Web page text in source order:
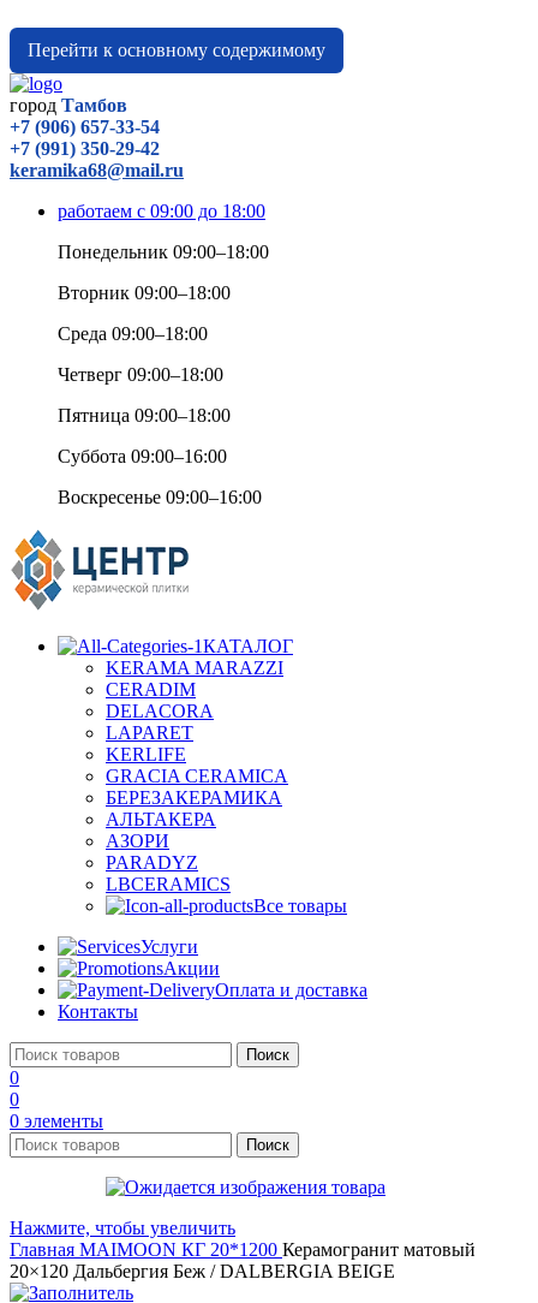
Перейти к основному содержимому
город Тамбов
+7 (906) 657-33-54
+7 (991) 350-29-42
keramika68@mail.ru
работаем с 09:00 до 18:00
Понедельник 09:00–18:00
Вторник 09:00–18:00
Среда 09:00–18:00
Четверг 09:00–18:00
Пятница 09:00–18:00
Суббота 09:00–16:00
Воскресенье 09:00–16:00
КАТАЛОГ
KERAMA MARAZZI
CERADIM
DELACORA
LAPARET
KERLIFE
GRACIA CERAMICA
БЕРЕЗАКЕРАМИКА
АЛЬТАКЕРА
АЗОРИ
PARADYZ
LBCERAMICS
Все товары
Услуги
Акции
Оплата и доставка
Контакты
Поиск
0
0
0 элементы
Поиск
Нажмите, чтобы увеличить
Главная MAIMOON КГ 20*1200 Керамогранит матовый
20×120 Дальбергия Беж / DALBERGIA BEIGE